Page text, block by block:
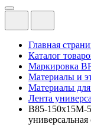
Главная
Каталог
Маркировка
Материалы и
Материалы
Лента
B85-150x15M-